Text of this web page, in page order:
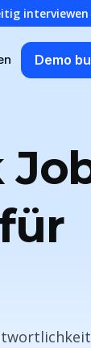
interviewen
Demo